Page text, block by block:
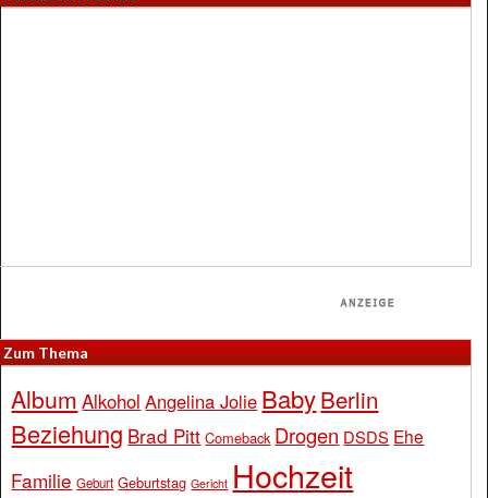
Zum Thema
Album Alkohol Angelina Jolie BabyBerlin
Beziehung Brad Pitt Comeback Drogen DSDS Ehe
Familie Geburt Geburtstag Gericht Hochzeit